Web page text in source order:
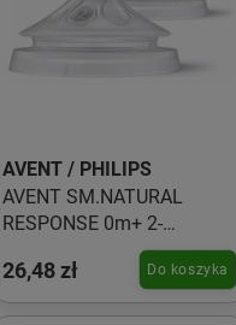
AVENT / PHILIPS
AVENT SM.NATURAL
RESPONSE 0m+ 2-
przepływowy SCY962/02
26,48 zł Do koszyka